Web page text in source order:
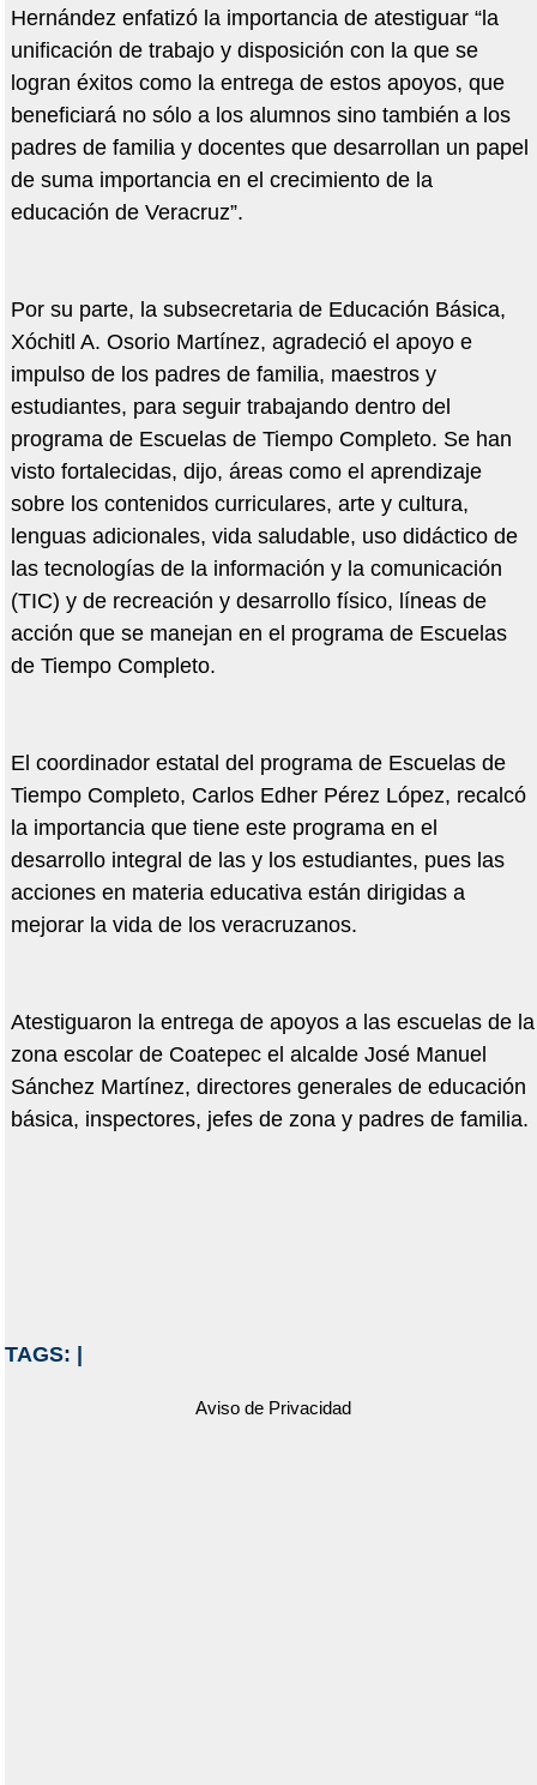
Hernández enfatizó la importancia de atestiguar “la
unificación de trabajo y disposición con la que se
logran éxitos como la entrega de estos apoyos, que
beneficiará no sólo a los alumnos sino también a los
padres de familia y docentes que desarrollan un papel
de suma importancia en el crecimiento de la
educación de Veracruz”.
Por su parte, la subsecretaria de Educación Básica,
Xóchitl A. Osorio Martínez, agradeció el apoyo e
impulso de los padres de familia, maestros y
estudiantes, para seguir trabajando dentro del
programa de Escuelas de Tiempo Completo. Se han
visto fortalecidas, dijo, áreas como el aprendizaje
sobre los contenidos curriculares, arte y cultura,
lenguas adicionales, vida saludable, uso didáctico de
las tecnologías de la información y la comunicación
(TIC) y de recreación y desarrollo físico, líneas de
acción que se manejan en el programa de Escuelas
de Tiempo Completo.
El coordinador estatal del programa de Escuelas de
Tiempo Completo, Carlos Edher Pérez López, recalcó
la importancia que tiene este programa en el
desarrollo integral de las y los estudiantes, pues las
acciones en materia educativa están dirigidas a
mejorar la vida de los veracruzanos.
Atestiguaron la entrega de apoyos a las escuelas de la
zona escolar de Coatepec el alcalde José Manuel
Sánchez Martínez, directores generales de educación
básica, inspectores, jefes de zona y padres de familia.
TAGS:
Aviso de Privacidad